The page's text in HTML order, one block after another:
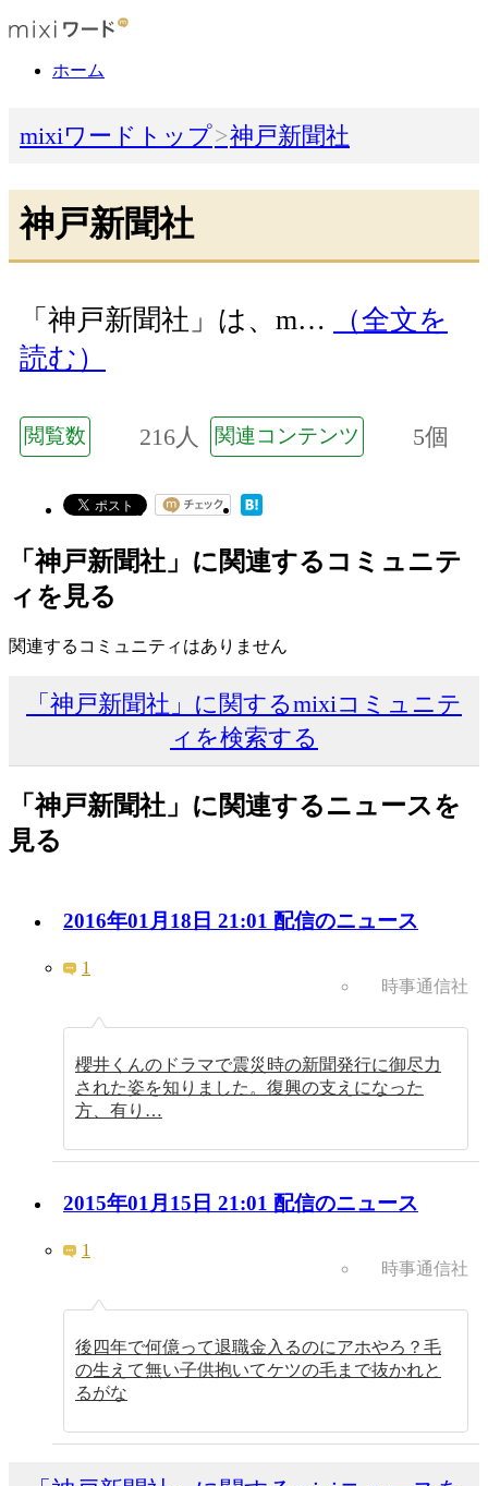
ホーム
mixiワードトップ 神戸新聞社
神戸新聞社
「神戸新聞社」は、m…
（全文を
読む）
閲覧数 216人 関連コンテンツ 5個
「神戸新聞社」に関連するコミュニテ
ィを見る
関連するコミュニティはありません
「神戸新聞社」に関するmixiコミュニテ
ィを検索する
「神戸新聞社」に関連するニュースを
見る
2016年01月18日 21:01 配信のニュース
1
時事通信社
櫻井くんのドラマで震災時の新聞発行に御尽力
された姿を知りました。復興の支えになった
方、有り…
2015年01月15日 21:01 配信のニュース
1
時事通信社
後四年で何億って退職金入るのにアホやろ？毛
の生えて無い子供抱いてケツの毛まで抜かれと
るがな